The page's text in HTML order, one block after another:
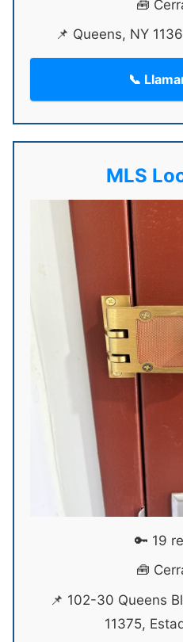
🧰
📌 Queens, NY
📞
MLS
🔑 19
🧰
📌 102-30 Queens
11375,